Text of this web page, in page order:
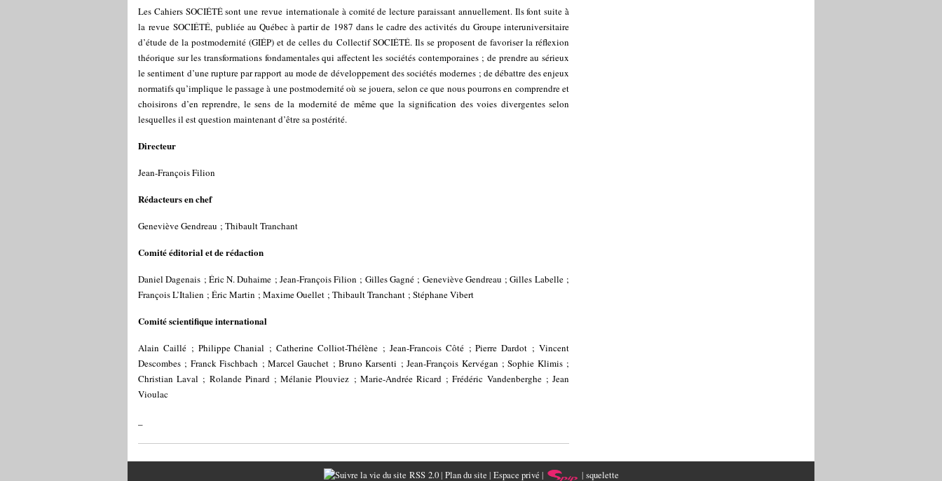
Les Cahiers SOCIÉTÉ sont une revue internationale à comité de lecture paraissant annuellement. Ils font suite à̀
la revue SOCIÉTÉ, publiée au Québec à partir de 1987 dans le cadre des activités du Groupe interuniversitaire
d’étude de la postmodernité (GIÉP) et de celles du Collectif SOCIÉTÉ. Ils se proposent de favoriser la réflexion
théorique sur les transformations fondamentales qui affectent les sociétés contemporaines ; de prendre au sérieux
le sentiment d’une rupture par rapport au mode de développement des sociétés modernes ; de débattre des enjeux
normatifs qu’implique le passage à une postmodernité où se jouera, selon ce que nous pourrons en comprendre et
choisirons d’en reprendre, le sens de la modernité de même que la signification des voies divergentes selon
lesquelles il est question maintenant d’être sa postérité.
Directeur
Jean-François Filion
Rédacteurs en chef
Geneviève Gendreau ; Thibault Tranchant
Comité éditorial et de rédaction
Daniel Dagenais ; Éric N. Duhaime ; Jean-François Filion ; Gilles Gagné ; Geneviève Gendreau ; Gilles Labelle ;
François L’Italien ; Éric Martin ; Maxime Ouellet ; Thibault Tranchant ; Stéphane Vibert
Comité scientifique international
Alain Caillé ; Philippe Chanial ; Catherine Colliot-Thélène ; Jean-Francois Côté ; Pierre Dardot ; Vincent
Descombes ; Franck Fischbach ; Marcel Gauchet ; Bruno Karsenti ; Jean-François Kervégan ; Sophie Klimis ;
Christian Laval ; Rolande Pinard ; Mélanie Plouviez ; Marie-Andrée Ricard ; Frédéric Vandenberghe ; Jean
Vioulac
RSS 2.0| Plan du site | Espace privé | | squelette